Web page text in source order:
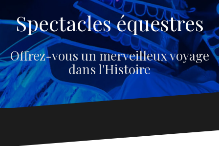
Spectacles équestres
Offrez-vous un merveilleux voyage
dans l'Histoire